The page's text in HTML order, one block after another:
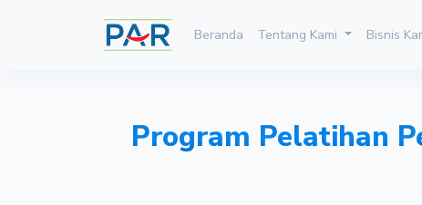
Beranda Tentang Kami Bisnis
Program Pelatihan